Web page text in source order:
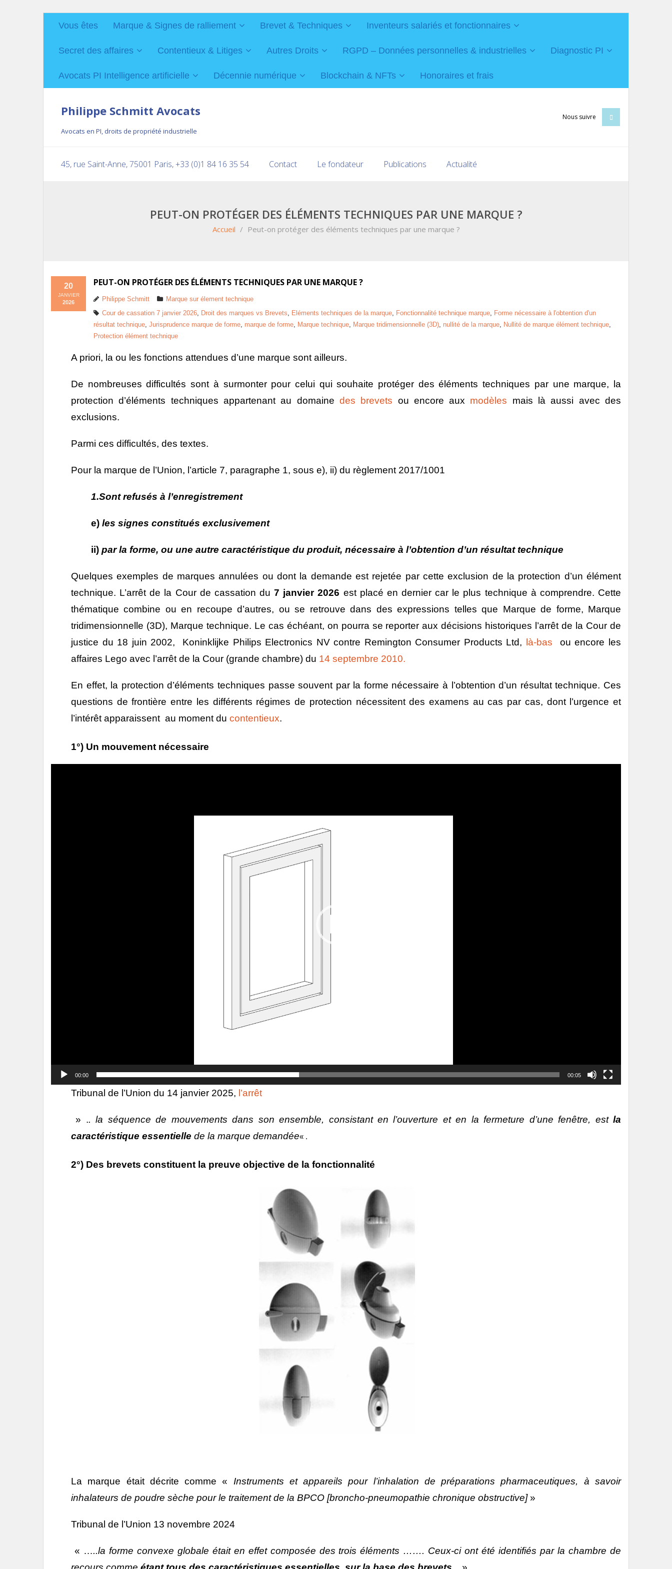
Vous êtes Marque & Signes de ralliement Brevet & Techniques Inventeurs salariés et fonctionnaires
Secret des affaires Contentieux & Litiges Autres Droits RGPD – Données personnelles & industrielles Diagnostic PI
Avocats PI Intelligence artificielle Décennie numérique Blockchain & NFTs Honoraires et frais
Philippe Schmitt Avocats
Avocats en PI, droits de propriété industrielle
Nous suivre
45, rue Saint-Anne, 75001 Paris, +33 (0)1 84 16 35 54 Contact Le fondateur Publications Actualité
PEUT-ON PROTÉGER DES ÉLÉMENTS TECHNIQUES PAR UNE MARQUE ?
Accueil / Peut-on protéger des éléments techniques par une marque ?
PEUT-ON PROTÉGER DES ÉLÉMENTS TECHNIQUES PAR UNE MARQUE ?
20
JANVIER
2026 Philippe Schmitt
Marque sur élement technique
Cour de cassation 7 janvier 2026, Droit des marques vs Brevets, Eléments techniques de la marque, Fonctionnalité technique marque, Forme nécessaire à l'obtention d'un
résultat technique, Jurisprudence marque de forme, marque de forme, Marque technique, Marque tridimensionnelle (3D), nullité de la marque, Nullité de marque élément technique,
Protection élément technique
A priori, la ou les fonctions attendues d’une marque sont ailleurs.
De nombreuses difficultés sont à surmonter pour celui qui souhaite protéger des éléments techniques par une marque, la
protection d’éléments techniques appartenant au domaine des brevets ou encore aux modèles mais là aussi avec des
exclusions.
Parmi ces difficultés, des textes.
Pour la marque de l’Union, l’article 7, paragraphe 1, sous e), ii) du règlement 2017/1001
1.Sont refusés à l’enregistrement
e) les signes constitués exclusivement
ii) par la forme, ou une autre caractéristique du produit, nécessaire à l’obtention d’un résultat technique
Quelques exemples de marques annulées ou dont la demande est rejetée par cette exclusion de la protection d’un élément
technique. L’arrêt de la Cour de cassation du7 janvier 2026 est placé en dernier car le plus technique à comprendre. Cette
thématique combine ou en recoupe d’autres, ou se retrouve dans des expressions telles que Marque de forme, Marque
tridimensionnelle (3D), Marque technique. Le cas échéant, on pourra se reporter aux décisions historiques l’arrêt de la Cour de
justice du 18 juin 2002, Koninklijke Philips Electronics NV contre Remington Consumer Products Ltd,
là-bas ou encore les
affaires Lego avec l’arrêt de la Cour (grande chambre) du 14 septembre 2010.
En effet, la protection d’éléments techniques passe souvent par la forme nécessaire à l’obtention d’un résultat technique. Ces
questions de frontière entre les différents régimes de protection nécessitent des examens au cas par cas, dont l’urgence et
l’intérêt apparaissent au moment du contentieux.
1°) Un mouvement nécessaire
00:00 00:05
Tribunal de l’Union du 14 janvier 2025, l’arrêt
» .. la séquence de mouvements dans son ensemble, consistant en l’ouverture et en la fermeture d’unefenêtre, estla
caractéristique essentielle de la marque demandée« .
2°) Des brevets constituent la preuve objective de la fonctionnalité
La marque était décrite comme « Instruments et appareils pour l’inhalation de préparations pharmaceutiques, à savoir
inhalateurs de poudre sèche pour le traitement de la BPCO [broncho-pneumopathie chronique obstructive]»
Tribunal de l’Union 13 novembre 2024
« …..la forme convexe globale était en effet composée des trois éléments ……. Ceux-ci ont été identifiés par la chambre de